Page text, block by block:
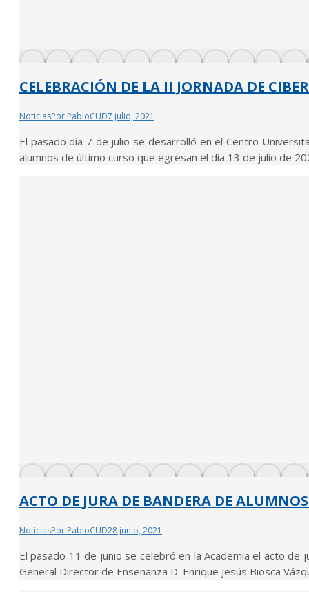
CELEBRACIÓN DE LA II JORNADA DE
NoticiasPor PabloCUD7 julio, 2021
El pasado día 7 de julio se desarrolló en el Centro
alumnos de último curso que egresan el día 13 de julio de
ACTO DE JURA DE BANDERA DE
NoticiasPor PabloCUD28 junio, 2021
El pasado 11 de junio se celebró en la Academia el acto
General Director de Enseñanza D. Enrique Jesús Biosca